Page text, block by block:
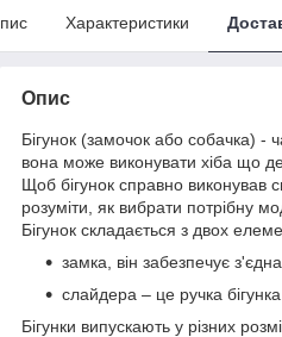
Характеристики
Опис
Бігунок (замочок або собачка) -
вона може виконувати хіба що
Щоб бігунок справно виконував
розуміти, як вибрати потрібну
Бігунок складається з двох
замка, він забезпечує
слайдера – це ручка бігунка.
Бігунки випускають у різних